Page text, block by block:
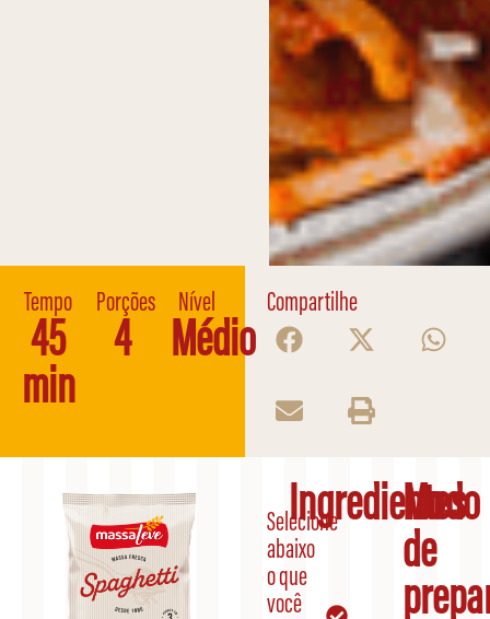
Compartilhe
Tempo
45
min
Porções
4
Nível
Médio
Ingredientes
Selecione
abaixo
o que
você
Modo
de